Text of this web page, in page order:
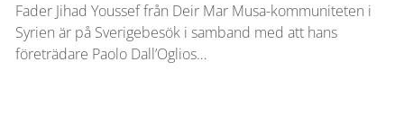
Fader Jihad Youssef från Deir Mar Musa-kommuniteten i
Syrien är på Sverigebesök i samband med att hans
företrädare Paolo Dall’Oglios…